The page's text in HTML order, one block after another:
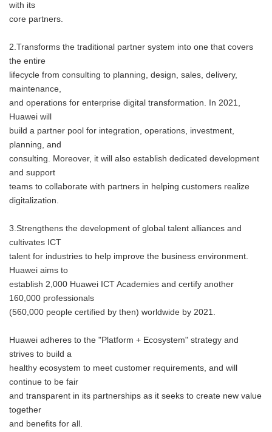
with its
core partners.
2.Transforms the traditional partner system into one that covers
the entire
lifecycle from consulting to planning, design, sales, delivery,
maintenance,
and operations for enterprise digital transformation. In 2021,
Huawei will
build a partner pool for integration, operations, investment,
planning, and
consulting. Moreover, it will also establish dedicated development
and support
teams to collaborate with partners in helping customers realize
digitalization.
3.Strengthens the development of global talent alliances and
cultivates ICT
talent for industries to help improve the business environment.
Huawei aims to
establish 2,000 Huawei ICT Academies and certify another
160,000 professionals
(560,000 people certified by then) worldwide by 2021.
Huawei adheres to the "Platform + Ecosystem" strategy and
strives to build a
healthy ecosystem to meet customer requirements, and will
continue to be fair
and transparent in its partnerships as it seeks to create new value
together
and benefits for all.